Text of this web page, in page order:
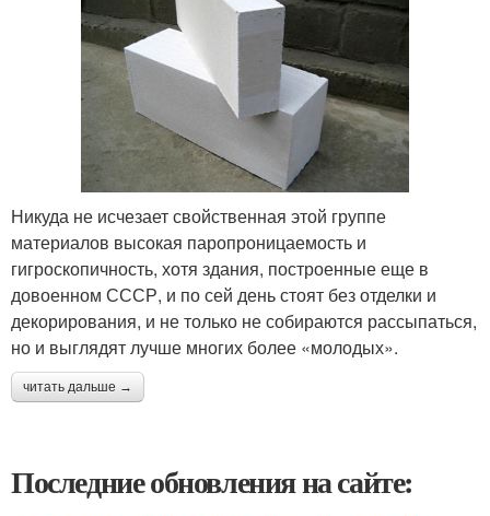
Никуда не исчезает свойственная этой группе
материалов высокая паропроницаемость и
гигроскопичность, хотя здания, построенные еще в
довоенном СССР, и по сей день стоят без отделки и
декорирования, и не только не собираются рассыпаться,
но и выглядят лучше многих более «молодых».
читать дальше →
Последние обновления на сайте: